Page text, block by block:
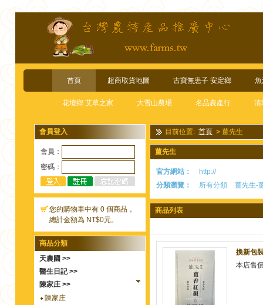
首頁 超商取貨地圖 古寶無患子 安定鄉
花壇鄉 艾草之家 大雪山農場 名品農產行 清
會員登入
會員：
密碼：
您的購物車中有 0 個商品，
總計金額為 NT$0元。
商品分類
天農國 >>
醫生日記 >>
陳家庄 >>
陳家庄
目前位置: 首頁 > 薑先生
薑先生
官方網站：
http://
分類瀏覽：
所有分類 薑先生-
商品列表
換新包
本店售